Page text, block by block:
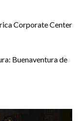
Corporate Center
Buenaventura de